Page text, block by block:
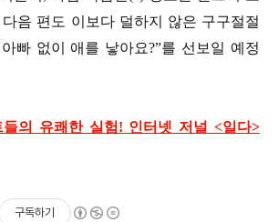
음 편도 이보다 덜하지 않은 구구절절
빠 없이 애를 낳아요?”를 선보일 예정
들의 유쾌한 실험! 인터넷 저널 <일다>
구독하기